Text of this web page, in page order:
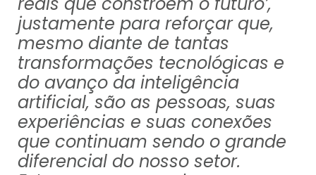
justamente para reforçar que,
mesmo diante de tantas
transformações tecnológicas e
do avanço da inteligência
artificial, são as pessoas, suas
experiências e suas conexões
que continuam sendo o grande
diferencial do nosso setor.